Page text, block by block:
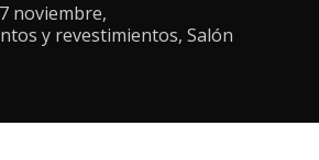
noviembre,
y revestimientos, Salón